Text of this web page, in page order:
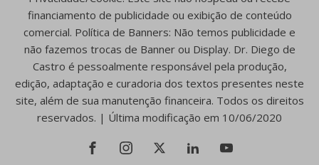
financiamento de publicidade ou exibição de conteúdo
comercial. Política de Banners: Não temos publicidade e
não fazemos trocas de Banner ou Display. Dr. Diego de
Castro é pessoalmente responsável pela produção,
edição, adaptação e curadoria dos textos presentes neste
site, além de sua manutenção financeira. Todos os direitos
reservados. | Última modificação em 10/06/2020